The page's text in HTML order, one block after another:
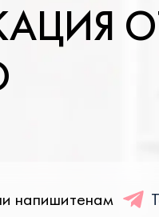
напишитенам